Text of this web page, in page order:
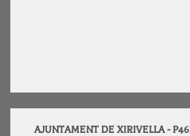
AJUNTAMENT DE XIRIVELLA -